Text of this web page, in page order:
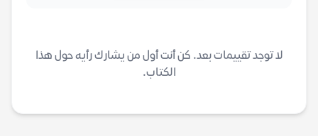
لا توجد تقييمات بعد. كن أنت أول من يشارك رأيه حول هذا
الكتاب.